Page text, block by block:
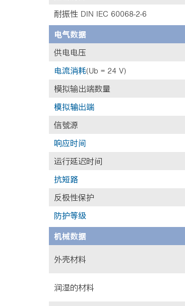
耐振性 DIN IEC 60068-2-6
电气数据
供电电压
电流消耗(Ub = 24 V)
模拟输出端数量
模拟输出端
信號源
响应时间
运行延迟时间
抗短路
反极性保护
防护等级
机械数据
外壳材料
润湿的材料